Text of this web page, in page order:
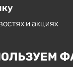
и акциях